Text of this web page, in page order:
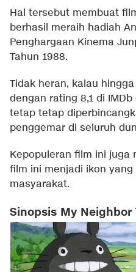
Hal tersebut membuat
berhasil meraih hadiah
Penghargaan Kinema
Tahun 1988.
Tidak heran, kalau
dengan rating 8,1 di
tetap tetap
penggemar di seluruh
Kepopuleran film ini juga
film ini menjadi ikon
masyarakat.
Sinopsis My Neighbor